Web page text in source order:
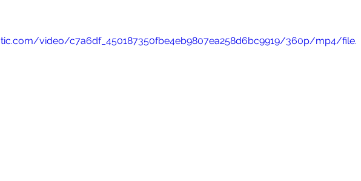
video/c7a6df_450187350fbe4eb9807ea258d6bc9919/360p/mp4/file.